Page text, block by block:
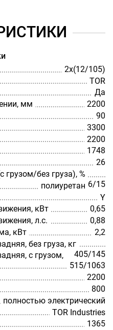
2х(12/105)
TOR
Да
мм
2200
90
3300
2200
1748
26
без груза), %
6/15
полиуретан
Y
кВт
0,65
л.с.
0,88
кВт
2,2
без груза, кг
405/145
с грузом,
515/1063
2200
800
полностью электрический
TOR Industries
1365